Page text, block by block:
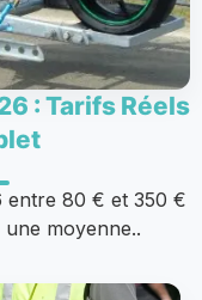
: Tarifs Réels
entre 80 € et 350 €
moyenne..